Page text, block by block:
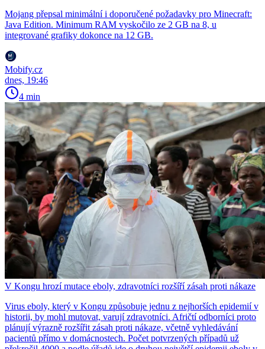
Mojang přepsal minimální i doporučené požadavky pro Minecraft:
Java Edition. Minimum RAM vyskočilo ze 2 GB na 8, u
integrované grafiky dokonce na 12 GB.
Mobify.cz
dnes, 19:46
4 min
V Kongu hrozí mutace eboly, zdravotníci rozšíří zásah proti nákaze
Virus eboly, který v Kongu způsobuje jednu z nejhorších epidemií v
historii, by mohl mutovat, varují zdravotníci. Afričtí odborníci proto
plánují výrazně rozšířit zásah proti nákaze, včetně vyhledávání
pacientů přímo v domácnostech. Počet potvrzených případů už